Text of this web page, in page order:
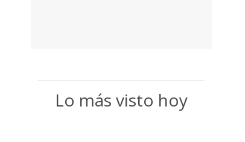
Lo más visto hoy